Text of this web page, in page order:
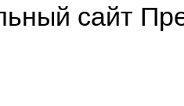
сайт